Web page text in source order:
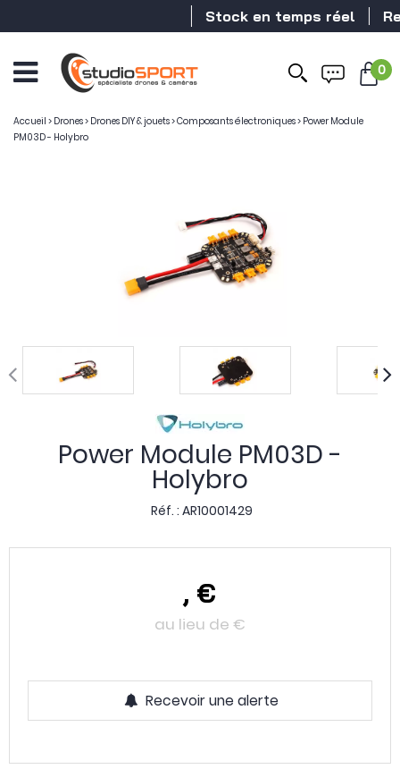
Stock en temps réel
menu
0
Accueil > Drones> Drones DIY & jouets>Composants électroniques> Power Module
PM03D - Holybro
Power Module PM03D -
Holybro
Réf. : AR10001429
, €
au lieu de €
Recevoir une alerte